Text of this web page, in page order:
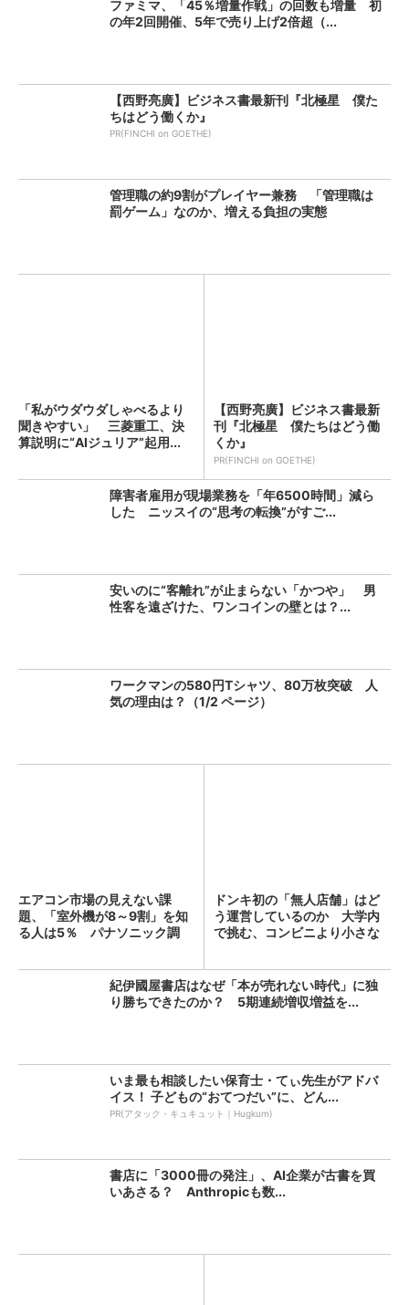
ファミマ、「45％増量作戦」の回数も増量 初
の年2回開催、5年で売り上げ2倍超（...
【西野亮廣】ビジネス書最新刊『北極星 僕た
ちはどう働くか』
PR(FINCHI on GOETHE)
管理職の約9割がプレイヤー兼務 「管理職は
罰ゲーム」なのか、増える負担の実態
「私がウダウダしゃべるより
聞きやすい」 三菱重工、決
算説明に“AIジュリア”起用...
【西野亮廣】ビジネス書最新
刊『北極星 僕たちはどう働
くか』
PR(FINCHI on GOETHE)
障害者雇用が現場業務を「年6500時間」減ら
した ニッスイの“思考の転換”がすご...
安いのに“客離れ”が止まらない「かつや」 男
性客を遠ざけた、ワンコインの壁とは？...
ワークマンの580円Tシャツ、80万枚突破 人
気の理由は？（1/2 ページ）
エアコン市場の見えない課
題、「室外機が8～9割」を知
る人は5％ パナソニック調
ドンキ初の「無人店舗」はど
う運営しているのか 大学内
で挑む、コンビニより小さな
紀伊國屋書店はなぜ「本が売れない時代」に独
り勝ちできたのか？ 5期連続増収増益を...
いま最も相談したい保育士・てぃ先生がアドバ
イス！ 子どもの“おてつだい”に、どん...
PR(アタック・キュキュット｜Hugkum)
書店に「3000冊の発注」、AI企業が古書を買
いあさる？ Anthropicも数...